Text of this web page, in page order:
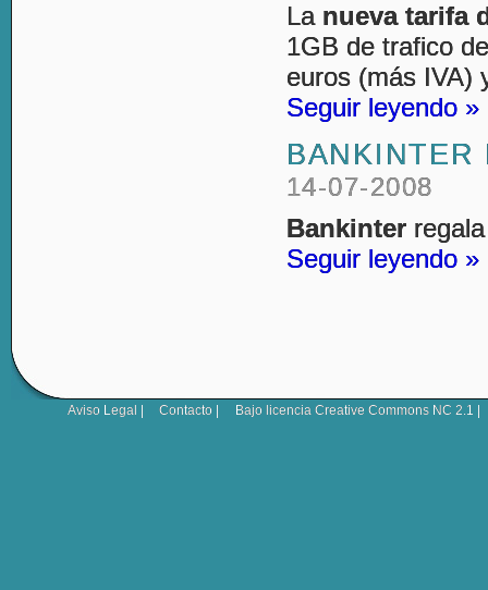
La nueva tarifa
1GB de trafico
euros (más IVA)
Seguir leyendo »
BANKINTER
14-07-2008
Bankinter
Seguir leyendo »
Aviso Legal Contacto Bajo licencia Creative Commons NC 2.1